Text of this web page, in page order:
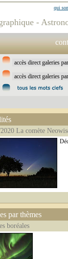
qui
-
La comète
par thèmes
boréales